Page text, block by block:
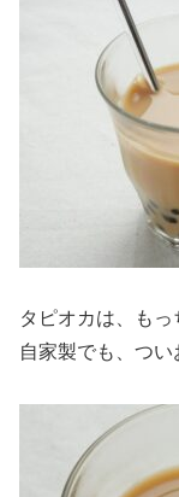
タピオカは、もっ
自家製でも、つい